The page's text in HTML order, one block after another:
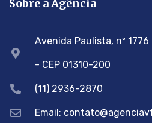
Sobre a Agência
Avenida Paulista, nº
- CEP 01310-200
(11) 2936-2870
Email: